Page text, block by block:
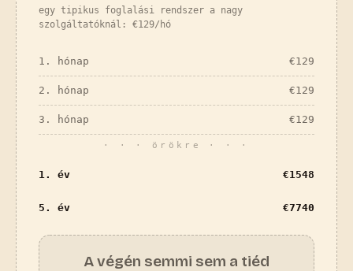
egy tipikus foglalási rendszer a nagy
szolgáltatóknál: €129/hó
1. hónap €129
2. hónap €129
3. hónap €129
· · · örökre · · ·
1. év €1548
5. év €7740
A végén semmi sem a tiéd